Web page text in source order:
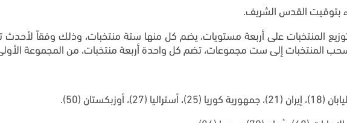
بتوقيت القدس الشريف.
المنتخبات على أربعة مستويات، يضم كل منها ستة منتخبات، وذلك وفقاً لأحدث
المنتخبات إلى ست مجموعات، تضم كل واحدة أربعة منتخبات، من المجموعة